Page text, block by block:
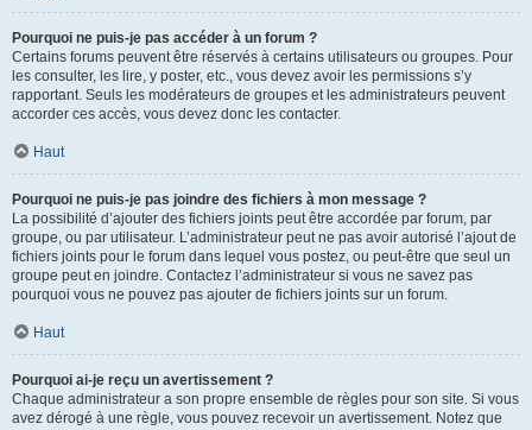
Pourquoi ne puis-je pas accéder à un forum ?
Certains forums peuvent être réservés à certains utilisateurs ou groupes. Pour
les consulter, les lire, y poster, etc., vous devez avoir les permissions s’y
rapportant. Seuls les modérateurs de groupes et les administrateurs peuvent
accorder ces accès, vous devez donc les contacter.
Haut
Pourquoi ne puis-je pas joindre des fichiers à mon message ?
La possibilité d’ajouter des fichiers joints peut être accordée par forum, par
groupe, ou par utilisateur. L’administrateur peut ne pas avoir autorisé l’ajout de
fichiers joints pour le forum dans lequel vous postez, ou peut-être que seul un
groupe peut en joindre. Contactez l’administrateur si vous ne savez pas
pourquoi vous ne pouvez pas ajouter de fichiers joints sur un forum.
Haut
Pourquoi ai-je reçu un avertissement ?
Chaque administrateur a son propre ensemble de règles pour son site. Si vous
avez dérogé à une règle, vous pouvez recevoir un avertissement. Notez que